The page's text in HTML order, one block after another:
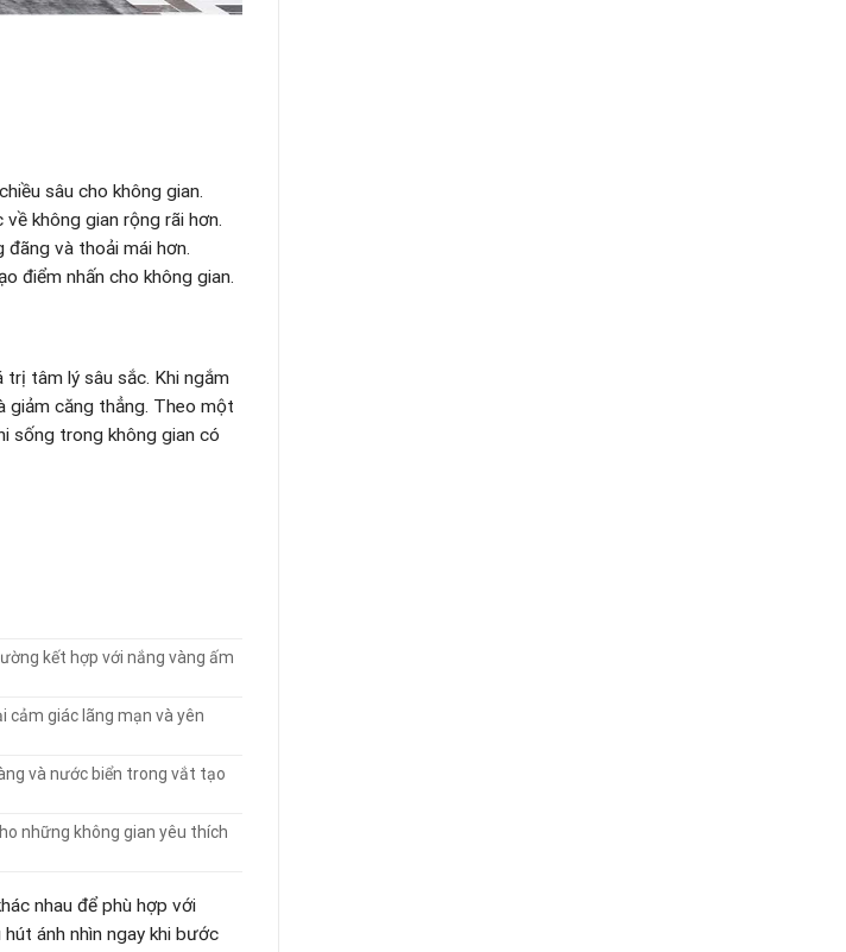
sâu cho không gian.
không gian rộng rãi hơn.
và thoải mái hơn.
điểm nhấn cho không gian.
tâm lý sâu sắc. Khi ngắm
giảm căng thẳng. Theo một
sống trong không gian có
kết hợp với nắng vàng ấm
cảm giác lãng mạn và yên
và nước biển trong vắt tạo
những không gian yêu thích
nhau để phù hợp với
ánh nhìn ngay khi bước